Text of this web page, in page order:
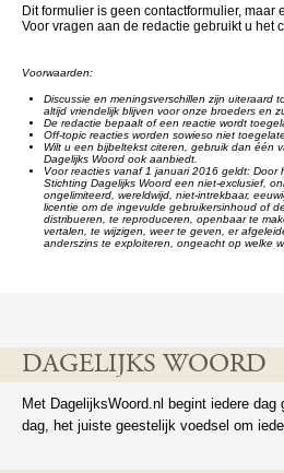
Dit formulier is geen contactformulier,
Voor vragen aan de redactie gebruikt u het
Voorwaarden:
Discussie en meningsverschillen zijn uiteraard
altijd vriendelijk blijven voor onze broeders en
De redactie bepaalt of een reactie wordt
Off-topic reacties worden sowieso niet
Wilt u een bijbeltekst citeren, gebruik dan één
Dagelijks Woord ook aanbiedt.
Voor reacties vanaf 1 januari 2016 geldt: Door
Stichting Dagelijks Woord een niet-exclusief,
ongelimiteerd, wereldwijd, niet-intrekbaar,
licentie om de ingevulde gebruikersinhoud of
distribueren, te reproduceren, openbaar te
vertalen, te wijzigen, weer te geven, er
anderszins te exploiteren, ongeacht op welke
DAGELIJKS WOORD
Met DagelijksWoord.nl begint iedere
dag, het juiste geestelijk voedsel om